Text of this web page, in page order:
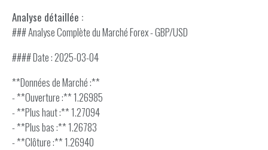
Analyse détaillée :
### Analyse Complète du Marché Forex - GBP/USD
#### Date : 2025-03-04
**Données de Marché :**
- **Ouverture :** 1.26985
- **Plus haut :** 1.27094
- **Plus bas :** 1.26783
- **Clôture :** 1.26940